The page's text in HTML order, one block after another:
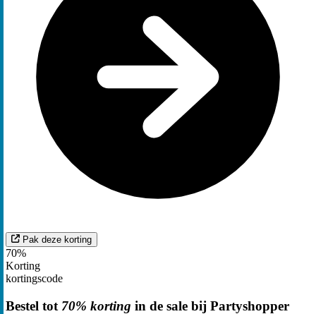
Pak deze korting
70%
Korting
kortingscode
Bestel tot 70% korting in de sale bij Partyshopper